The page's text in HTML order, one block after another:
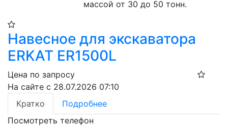
массой от 30 до 50 тонн.
Навесное для экскаватора
ERKAT ER1500L
Цена по запросу
На сайте с 28.07.2026 07:10
Кратко
Подробнее
Посмотреть телефон